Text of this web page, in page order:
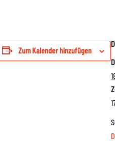
Zum Kalender hinzufügen